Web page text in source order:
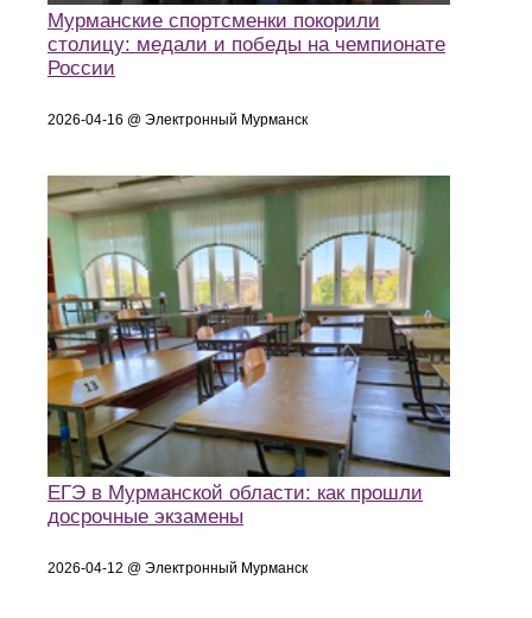
Мурманские спортсменки покорили
столицу: медали и победы на чемпионате
России
2026-04-16 @ Электронный Мурманск
ЕГЭ в Мурманской области: как прошли
досрочные экзамены
2026-04-12 @ Электронный Мурманск